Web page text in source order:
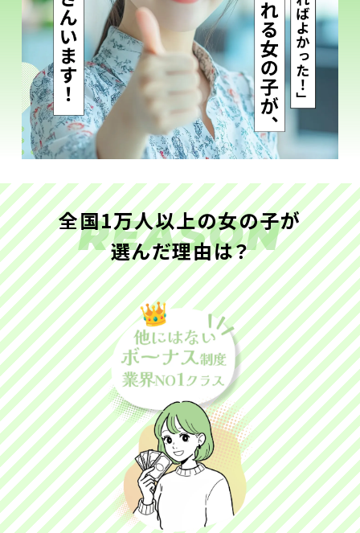
全国1万人以上の女の子が
選んだ理由は？
REASON